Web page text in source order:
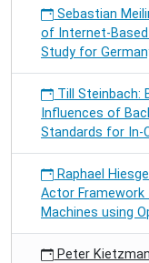
Sebastian
of Internet-
Study for
Till Steinbach:
Influences of
Standards for In-
Raphael
Actor Framework
Machines using
Peter